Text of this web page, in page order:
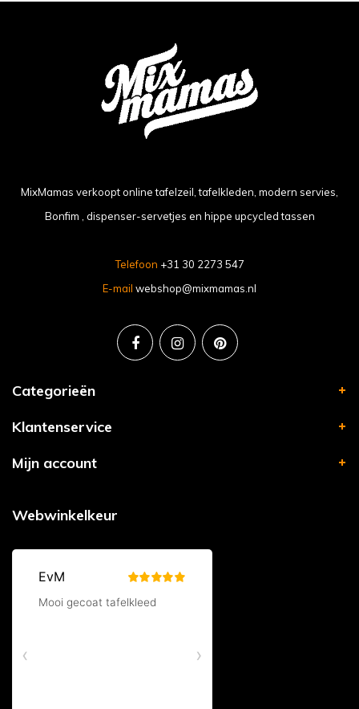
MixMamas verkoopt online tafelzeil, tafelkleden, modern servies,
Bonfim , dispenser-servetjes en hippe upcycled tassen
Telefoon +31 30 2273 547
E-mail webshop@mixmamas.nl
Categorieën
Klantenservice
Mijn account
Webwinkelkeur